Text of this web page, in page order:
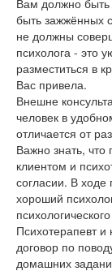
Вам должно
быть зажжённых
не должны
психолога - это
разместиться в
Вас привела.
Внешне
человек в
отличается от
Важно знать,
клиентом и
согласии. В ходе
хороший
Психотерапевт
договор по
домашних